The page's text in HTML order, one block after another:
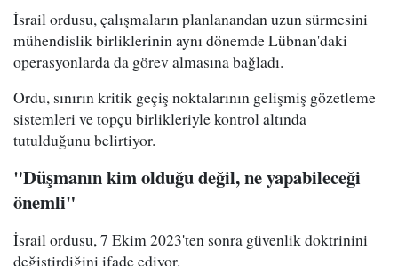
İsrail ordusu, çalışmaların planlanandan uzun sürmesini
mühendislik birliklerinin aynı dönemde Lübnan'daki
operasyonlarda da görev almasına bağladı.
Ordu, sınırın kritik geçiş noktalarının gelişmiş gözetleme
sistemleri ve topçu birlikleriyle kontrol altında
tutulduğunu belirtiyor.
"Düşmanın kim olduğu değil, ne yapabileceği
önemli"
İsrail ordusu, 7 Ekim 2023'ten sonra güvenlik doktrinini
değiştirdiğini ifade ediyor.